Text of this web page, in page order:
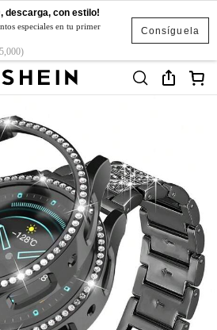
Consíguela
descarga, con estilo!
especiales en tu primer